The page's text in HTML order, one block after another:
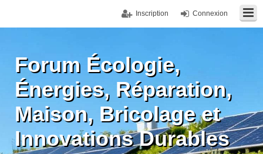
Connexion
Inscription
Forum Écologie,
Énergies, Réparation,
Maison, Bricolage et
Innovations Durables